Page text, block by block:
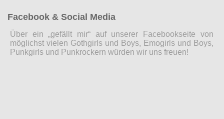
Facebook & Social Media
Über ein „gefällt mir“ auf unserer Facebookseite von
möglichst vielen Gothgirls und Boys, Emogirls und Boys,
Punkgirls und Punkrockern würden wir uns freuen!